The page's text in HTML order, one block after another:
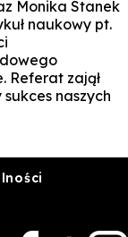
Monika Stanek
naukowy pt.
Referat zajął
naszych